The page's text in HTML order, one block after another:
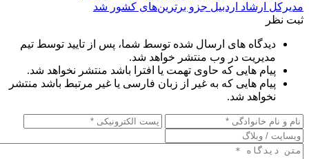
مدیرکل ارشاد اردبیل جزو برترین‌های کشور شد
ثبت نظر
دیدگاه های ارسال شده توسط شما، پس از تایید توسط تیم
مدیریت در وب منتشر خواهد شد.
پیام هایی که حاوی تهمت یا افترا باشد منتشر نخواهد شد.
پیام هایی که به غیر از زبان فارسی یا غیر مرتبط باشد منتشر
نخواهد شد.